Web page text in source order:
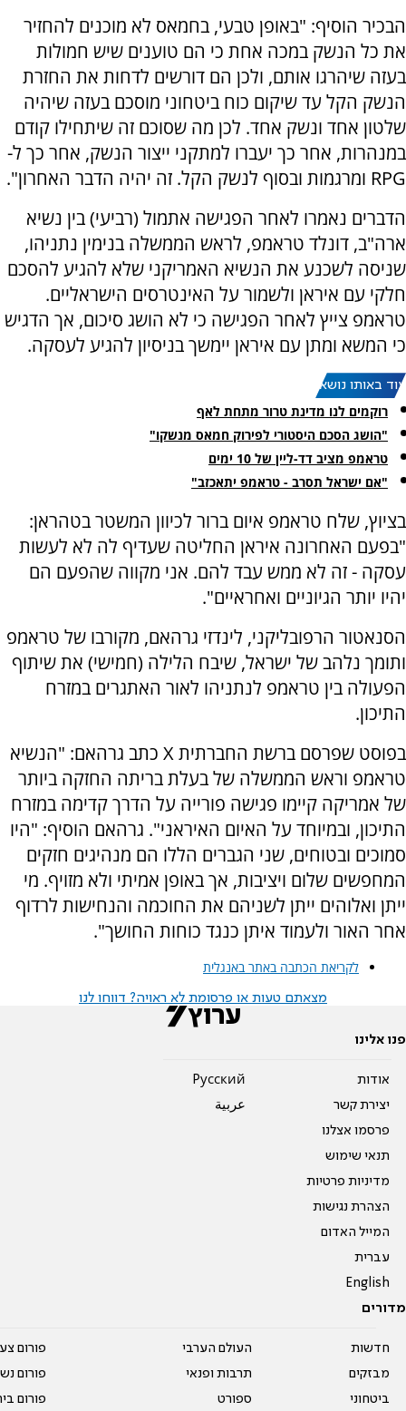
הבכיר הוסיף: "באופן טבעי, בחמאס לא מוכנים להחזיר
את כל הנשק במכה אחת כי הם טוענים שיש חמולות
בעזה שיהרגו אותם, ולכן הם דורשים לדחות את החזרת
הנשק הקל עד שיקום כוח ביטחוני מוסכם בעזה שיהיה
שלטון אחד ונשק אחד. לכן מה שסוכם זה שיתחילו קודם
במנהרות, אחר כך יעברו למתקני ייצור הנשק, אחר כך ל-
RPG ומרגמות ובסוף לנשק הקל. זה יהיה הדבר האחרון".
הדברים נאמרו לאחר הפגישה אתמול (רביעי) בין נשיא
ארה"ב, דונלד טראמפ, לראש הממשלה בנימין נתניהו,
שניסה לשכנע את הנשיא האמריקני שלא להגיע להסכם
חלקי עם איראן ולשמור על האינטרסים הישראליים.
טראמפ צייץ לאחר הפגישה כי לא הושג סיכום, אך הדגיש
כי המשא ומתן עם איראן יימשך בניסיון להגיע לעסקה.
עוד באותו נושא:
רוקמים לנו מדינת טרור מתחת לאף
"הושג הסכם היסטורי לפירוק חמאס מנשקו"
טראמפ מציב דד-ליין של 10 ימים
"אם ישראל תסרב - טראמפ יתאכזב"
בציוץ, שלח טראמפ איום ברור לכיוון המשטר בטהראן:
"בפעם האחרונה איראן החליטה שעדיף לה לא לעשות
עסקה - זה לא ממש עבד להם. אני מקווה שהפעם הם
יהיו יותר הגיוניים ואחראיים".
הסנאטור הרפובליקני, לינדזי גרהאם, מקורבו של טראמפ
ותומך נלהב של ישראל, שיבח הלילה (חמישי) את שיתוף
הפעולה בין טראמפ לנתניהו לאור האתגרים במזרח
התיכון.
בפוסט שפרסם ברשת החברתית X כתב גרהאם: "הנשיא
טראמפ וראש הממשלה של בעלת בריתה החזקה ביותר
של אמריקה קיימו פגישה פורייה על הדרך קדימה במזרח
התיכון, ובמיוחד על האיום האיראני". גרהאם הוסיף: "היו
סמוכים ובטוחים, שני הגברים הללו הם מנהיגים חזקים
המחפשים שלום ויציבות, אך באופן אמיתי ולא מזויף. מי
ייתן ואלוהים ייתן לשניהם את החוכמה והנחישות לרדוף
אחר האור ולעמוד איתן כנגד כוחות החושך".
לקריאת הכתבה באתר באנגלית
מצאתם טעות או פרסומת לא ראויה? דווחו לנו
פנו אלינו
אודות
יצירת קשר
פרסמו אצלנו
תנאי שימוש
מדיניות פרטיות
הצהרת נגישות
המייל האדום
עברית
English
Pусский
عربية
מדורים
חדשות
מבזקים
ביטחוני
העולם הערבי
תרבות ופנאי
ספורט
פורום
פורום
פורום